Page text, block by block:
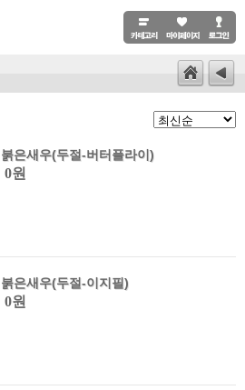
은새우(두절-버터플라이)
0원
은새우(두절-이지필)
0원